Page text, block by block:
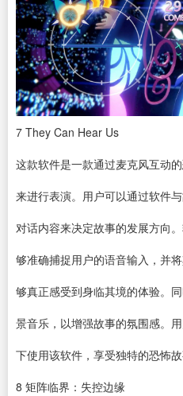
7 They Can Hear Us
这款软件是一款通过麦克风互动
来进行表演。用户可以通过软件
对话内容来决定故事的发展方向
够准确捕捉用户的语音输入，并
够真正感受到身临其境的体验。
景音乐，以增强故事的氛围感。
下使用该软件，享受独特的恐怖故
8 矩阵临界：失控边缘